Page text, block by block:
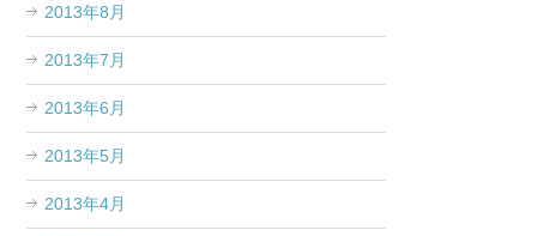
2013年8月
2013年7月
2013年6月
2013年5月
2013年4月